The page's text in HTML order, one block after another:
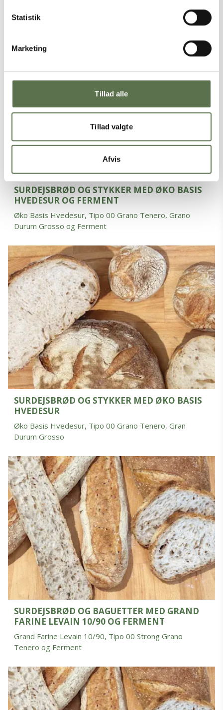
Statistik
Marketing
Tillad alle
Tillad valgte
Afvis
Tipo 00 Hvedemel, Øko
SURDEJSBRØD OG STYKKER MED ØKO BASIS
HVEDESUR OG FERMENT
Øko Basis Hvedesur, Tipo 00 Grano Tenero, Grano
Durum Grosso og Ferment
SURDEJSBRØD OG STYKKER MED ØKO BASIS
HVEDESUR
Øko Basis Hvedesur, Tipo 00 Grano Tenero, Gran
Durum Grosso
SURDEJSBRØD OG BAGUETTER MED GRAND
FARINE LEVAIN 10/90 OG FERMENT
Grand Farine Levain 10/90, Tipo 00 Strong Grano
Tenero og Ferment